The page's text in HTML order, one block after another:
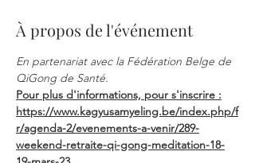
À propos de l'événement
En partenariat avec la Fédération Belge de
QiGong de Santé.
Pour plus d'informations, pour s'inscrire :
https://www.kagyusamyeling.be/index.php/f
r/agenda-2/evenements-a-venir/289-
weekend-retraite-qi-gong-meditation-18-